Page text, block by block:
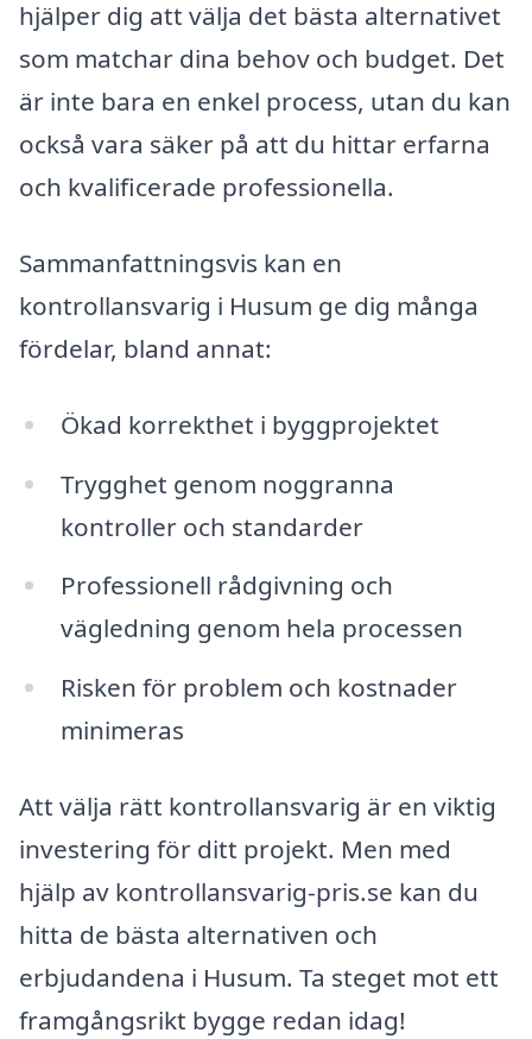
hjälper dig att välja det bästa alternativet
som matchar dina behov och budget. Det
är inte bara en enkel process, utan du kan
också vara säker på att du hittar erfarna
och kvalificerade professionella.
Sammanfattningsvis kan en
kontrollansvarig i Husum ge dig många
fördelar, bland annat:
Ökad korrekthet i byggprojektet
Trygghet genom noggranna
kontroller och standarder
Professionell rådgivning och
vägledning genom hela processen
Risken för problem och kostnader
minimeras
Att välja rätt kontrollansvarig är en viktig
investering för ditt projekt. Men med
hjälp av kontrollansvarig-pris.se kan du
hitta de bästa alternativen och
erbjudandena i Husum. Ta steget mot ett
framgångsrikt bygge redan idag!